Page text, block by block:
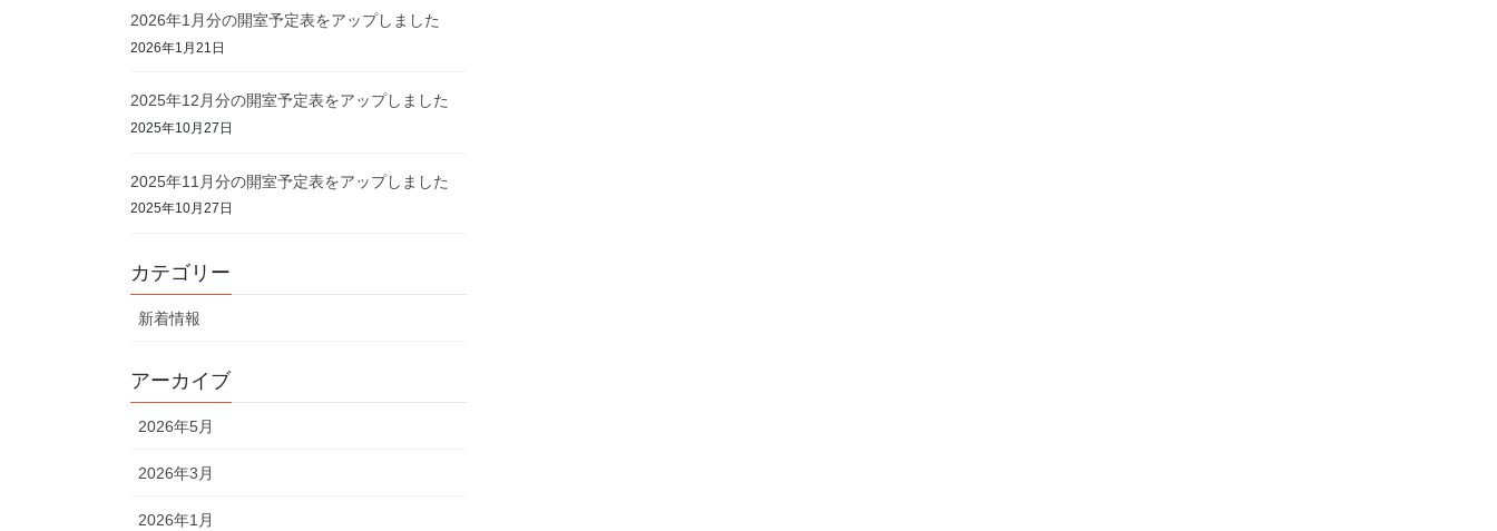
2026年1月分の開室予定表をアップしました
2026年1月21日
2025年12月分の開室予定表をアップしました
2025年10月27日
2025年11月分の開室予定表をアップしました
2025年10月27日
カテゴリー
新着情報
アーカイブ
2026年5月
2026年3月
2026年1月